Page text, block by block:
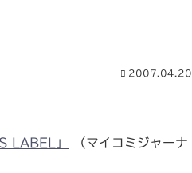
2007.04.20
LABEL」
（マイコミジャーナ